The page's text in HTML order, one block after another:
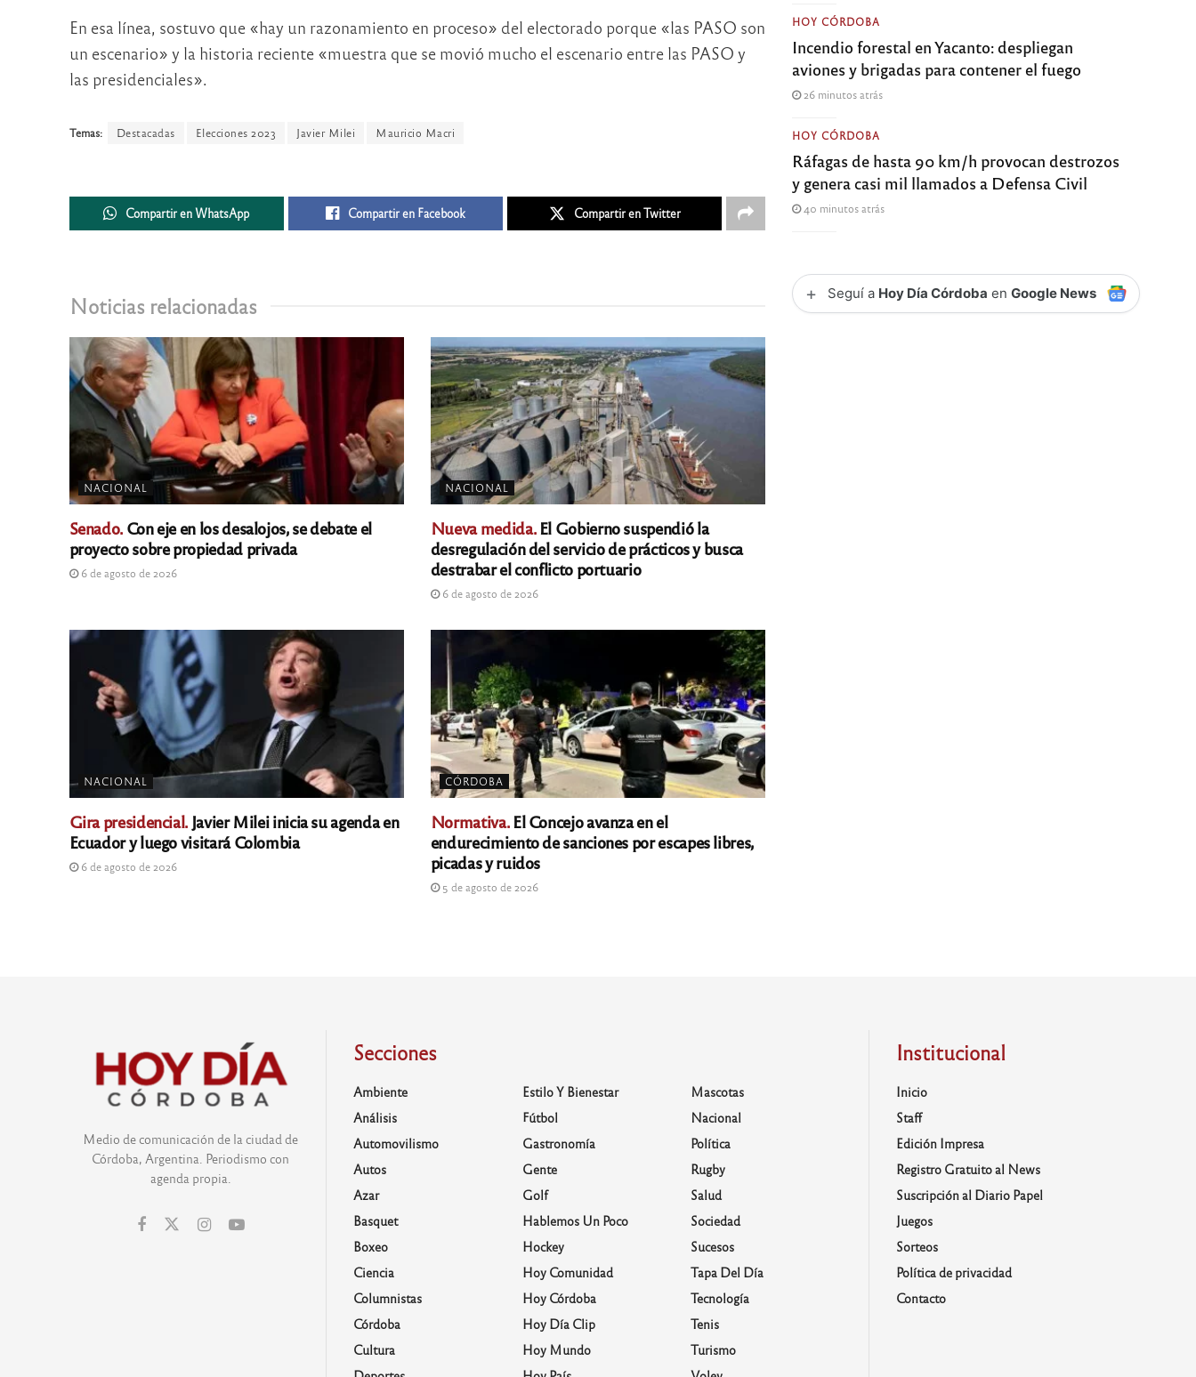
En esa línea, sostuvo que «hay un razonamiento en proceso» del electorado porque «las PASO son
un escenario» y la historia reciente «muestra que se movió mucho el escenario entre las PASO y
las presidenciales».
Temas: Destacadas Elecciones 2023 Javier Milei Mauricio Macri
Compartir en WhatsApp Compartir en Facebook Compartir en Twitter
Noticias relacionadas
NACIONAL
Senado.Con eje en los desalojos, se debate el
proyecto sobre propiedad privada
6 de agosto de 2026
NACIONAL
Nueva medida.El Gobierno suspendió la
desregulación del servicio de prácticos y busca
destrabar el conflicto portuario
6 de agosto de 2026
NACIONAL
Gira presidencial. Javier Milei inicia su agenda en
Ecuador y luego visitará Colombia
6 de agosto de 2026
CÓRDOBA
Normativa.El Concejo avanza en el
endurecimiento de sanciones por escapes libres,
picadas y ruidos
5 de agosto de 2026
HOY CÓRDOBA
Incendio forestal en Yacanto: despliegan
aviones y brigadas para contener el fuego
26 minutos atrás
HOY CÓRDOBA
Ráfagas de hasta 90 km/h provocan destrozos
y genera casi mil llamados a Defensa Civil
40 minutos atrás
+ Seguí a Hoy Día Córdoba enGoogle News
Medio de comunicación de la ciudad de
Córdoba, Argentina. Periodismo con
agenda propia.
Secciones
Ambiente
Análisis
Automovilismo
Autos
Azar
Basquet
Boxeo
Ciencia
Columnistas
Córdoba
Cultura
Estilo Y Bienestar
Fútbol
Gastronomía
Gente
Golf
Hablemos Un Poco
Hockey
Hoy Comunidad
Hoy Córdoba
Hoy Día Clip
Hoy Mundo
Mascotas
Nacional
Política
Rugby
Salud
Sociedad
Sucesos
Tapa Del Día
Tecnología
Tenis
Turismo
Institucional
Inicio
Staff
Edición Impresa
Registro Gratuito al News
Suscripción al Diario Papel
Juegos
Sorteos
Política de privacidad
Contacto